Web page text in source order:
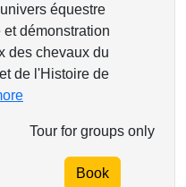
équestre
et démonstration
des chevaux du
de l'Histoire de
Tour for groups only
Book